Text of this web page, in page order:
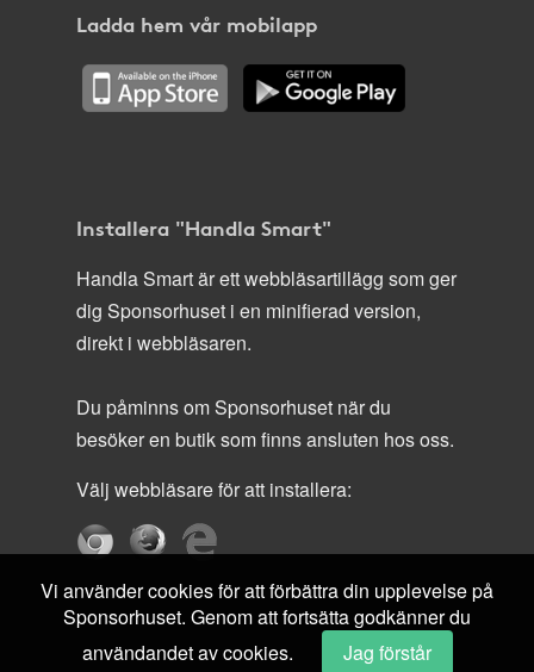
Ladda hem vår mobilapp
Installera "Handla Smart"
Handla Smart är ett webbläsartillägg som ger
dig Sponsorhuset i en minifierad version,
direkt i webbläsaren.
Du påminns om Sponsorhuset när du
besöker en butik som finns ansluten hos oss.
Välj webbläsare för att installera:
Vi använder cookies för att förbättra din upplevelse på
Sponsorhuset. Genom att fortsätta godkänner du
användandet av cookies.
Jag förstår